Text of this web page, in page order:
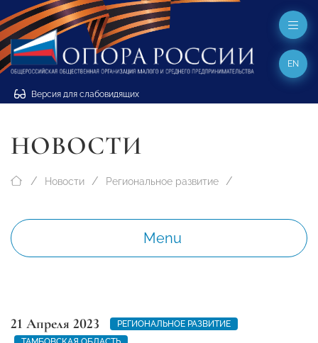
Версия для слабовидящих
EN
НОВОСТИ
Новости Региональное развитие
Menu
21 Апреля 2023
РЕГИОНАЛЬНОЕ РАЗВИТИЕ